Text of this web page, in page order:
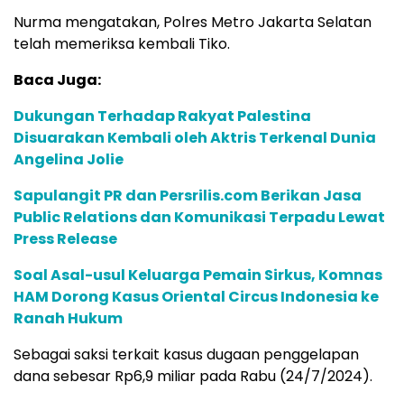
Nurma mengatakan, Polres Metro Jakarta Selatan
telah memeriksa kembali Tiko.
Baca Juga:
Dukungan Terhadap Rakyat Palestina
Disuarakan Kembali oleh Aktris Terkenal Dunia
Angelina Jolie
Sapulangit PR dan Persrilis.com Berikan Jasa
Public Relations dan Komunikasi Terpadu Lewat
Press Release
Soal Asal-usul Keluarga Pemain Sirkus, Komnas
HAM Dorong Kasus Oriental Circus Indonesia ke
Ranah Hukum
Sebagai saksi terkait kasus dugaan penggelapan
dana sebesar Rp6,9 miliar pada Rabu (24/7/2024).